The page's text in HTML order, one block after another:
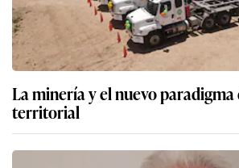
La minería y el nuevo
territorial